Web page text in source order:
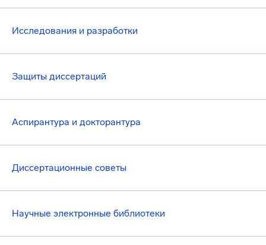
Исследования и разработки
Защиты диссертаций
Аспирантура и докторантура
Диссертационные советы
Научные электронные библиотеки